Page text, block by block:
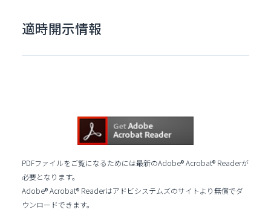
適時開示情報
PDFファイルをご覧になるためには最新のAdobe® Acrobat® Readerが
必要となります。
Adobe® Acrobat® Readerはアドビシステムズのサイトより無償でダ
ウンロードできます。